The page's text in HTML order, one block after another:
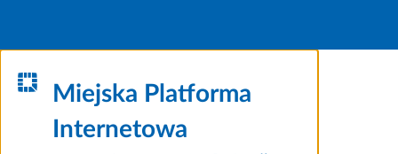
Miejska Platforma
Internetowa